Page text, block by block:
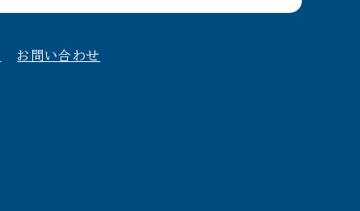
プライバシーポリシー
お問い合わせ